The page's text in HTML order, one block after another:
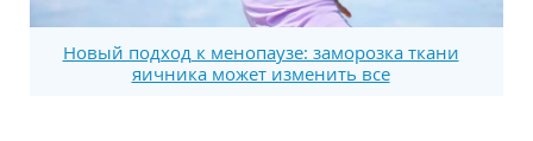
Новый подход к менопаузе: заморозка ткани
яичника может изменить все